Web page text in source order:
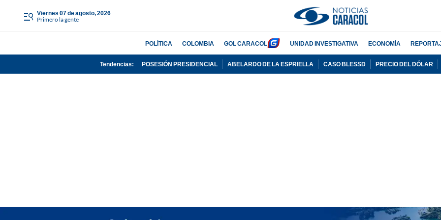
viernes 07 de agosto, 2026
Primero la gente
POLÍTICA COLOMBIA GOL CARACOL UNIDAD INVESTIGATIVA ECONOMÍA
Tendencias: POSESIÓN PRESIDENCIAL ABELARDO DE LA ESPRIELLA CASO BLESSD PRECIO DEL DÓLAR